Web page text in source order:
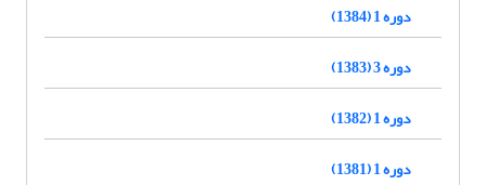
دوره 1 (1384)
دوره 3 (1383)
دوره 1 (1382)
دوره 1 (1381)